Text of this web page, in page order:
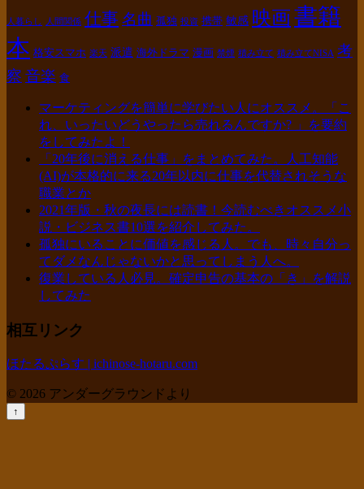
人暮らし 人間関係 仕事 名曲 孤独 投資 携帯 敏感 映画書籍
本 格安スマホ 楽天 派遣 海外ドラマ 漫画 禁煙 積み立て 積み立てNISA 考
察 音楽 食
マーケティングを簡単に学びたい人にオススメ。「こ
れ、いったいどうやったら売れるんですか? 」を要約
をしてみたよ！
「20年後に消える仕事」をまとめてみた。人工知能
(AI)が本格的に来る20年以内に仕事を代替されそうな
職業とか
2021年版・秋の夜長には読書！今読むべきオススメ小
説・ビジネス書10選を紹介してみた。
孤独にいることに価値を感じる人。でも、時々自分っ
てダメなんじゃないかと思ってしまう人へ。
復業している人必見。確定申告の基本の「き」を解説
してみた
相互リンク
ほたるぷらす | ichinose-hotaru.com
© 2026 アンダーグラウンドより